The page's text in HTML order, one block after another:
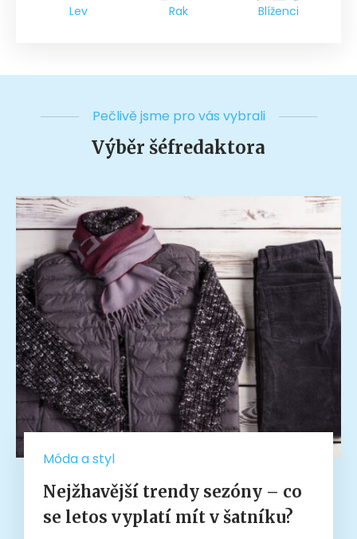
Lev Rak Blíženci
Pečlivě jsme pro vás vybrali
Výběr šéfredaktora
Móda a styl
Nejžhavější trendy sezóny – co
se letos vyplatí mít v šatníku?